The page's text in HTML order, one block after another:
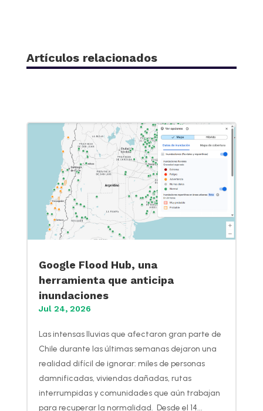
Artículos relacionados
Google Flood Hub, una
herramienta que anticipa
inundaciones
Jul 24, 2026
Las intensas lluvias que afectaron gran parte de
Chile durante las últimas semanas dejaron una
realidad difícil de ignorar: miles de personas
damnificadas, viviendas dañadas, rutas
interrumpidas y comunidades que aún trabajan
para recuperar la normalidad. Desde el 14...